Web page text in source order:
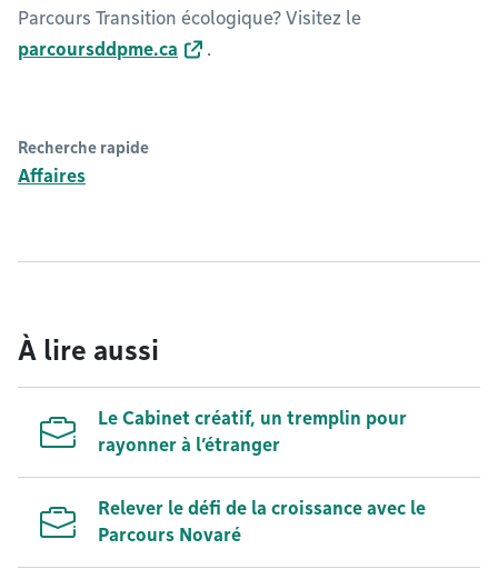
Parcours Transition écologique? Visitez le
parcoursddpme.ca
.
Recherche rapide
Affaires
À lire aussi
Le Cabinet créatif, un tremplin pour
rayonner à l’étranger
Relever le défi de la croissance avec le
Parcours Novaré